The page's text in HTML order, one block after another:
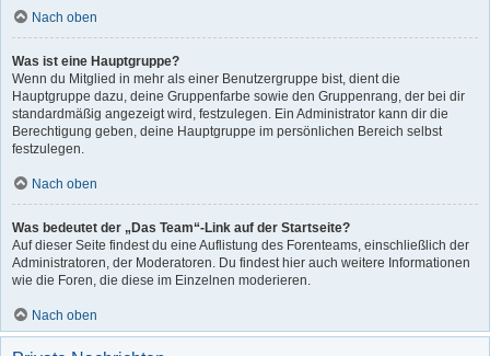
Nach oben
Was ist eine Hauptgruppe?
Wenn du Mitglied in mehr als einer Benutzergruppe bist, dient die
Hauptgruppe dazu, deine Gruppenfarbe sowie den Gruppenrang, der bei dir
standardmäßig angezeigt wird, festzulegen. Ein Administrator kann dir die
Berechtigung geben, deine Hauptgruppe im persönlichen Bereich selbst
festzulegen.
Nach oben
Was bedeutet der „Das Team“-Link auf der Startseite?
Auf dieser Seite findest du eine Auflistung des Forenteams, einschließlich der
Administratoren, der Moderatoren. Du findest hier auch weitere Informationen
wie die Foren, die diese im Einzelnen moderieren.
Nach oben